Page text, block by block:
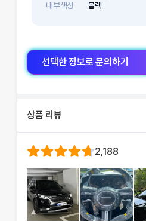
내부색상
블랙
선택한 정보로 문의하기
상품 리뷰
2,188